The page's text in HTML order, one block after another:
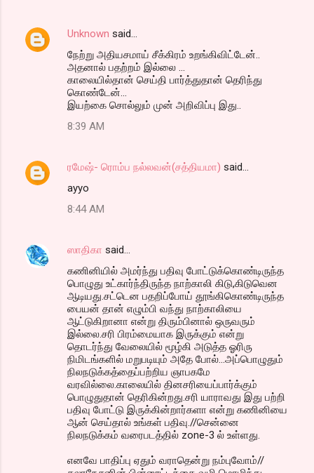
Unknown said…
நேற்று அதியசமாய் சீக்கிரம் உறங்கிவிட்டேன்..
அதனால் பதற்றம் இல்லை ...
காலையில்தான் செய்தி பார்த்துதான் தெரிந்து
கொண்டேன்...
இயற்கை சொல்லும் முன் அறிவிப்பு இது..
8:39 AM
ரமேஷ்- ரொம்ப நல்லவன்(சத்தியமா) said…
ayyo
8:44 AM
ஸாதிகா said…
கணினியில் அமர்ந்து பதிவு போட்டுக்கொண்டிருந்த
பொழுது உட்கார்ந்திருந்த நாற்காலி கிடு,கிடுவென
ஆடியது.சட்டென பதறிப்போய் தூங்கிகொண்டிருந்த
பையன் தான் எழும்பி வந்து நாற்காலியை
ஆட்டுகிறானா என்று திரும்பினால் ஒருவரும்
இல்லை.சரி பிரம்மையாக இருக்கும் என்று
தொடர்ந்து வேலையில் மூழ்கி அடுத்த ஓரிரு
நிமிடங்களில் மறுபடியும் அதே போல்...அப்பொழுதும்
நிலநடுக்கத்தைப்பற்றிய ஞாபகமே
வரவில்லை.காலையில் தினசரியைப்பார்க்கும்
பொழுதுதான் தெரிகின்றது.சரி யாராவது இது பற்றி
பதிவு போட்டு இருக்கின்றார்களா என்று கணினியை
ஆன் செய்தால் உங்கள் பதிவு.//சென்னை
நிலநடுக்கம் வரைபடத்தில் zone-3 ல் உள்ளது.
எனவே பாதிப்பு ஏதும் வராதென்று நம்புவோம்//